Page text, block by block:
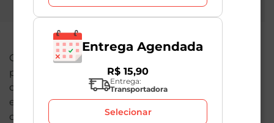
O valor total de sua compra poderá ser alterado
por conta dos produtos de peso variável. Em caso
de indisponibilidade, o produto não será entregue
e, por isso, o valor correspondente não será
cobrado, podendo ser alterado para menos.
Entrega Agendada
R$ 15,90
Entrega:
Transportadora
Selecionar